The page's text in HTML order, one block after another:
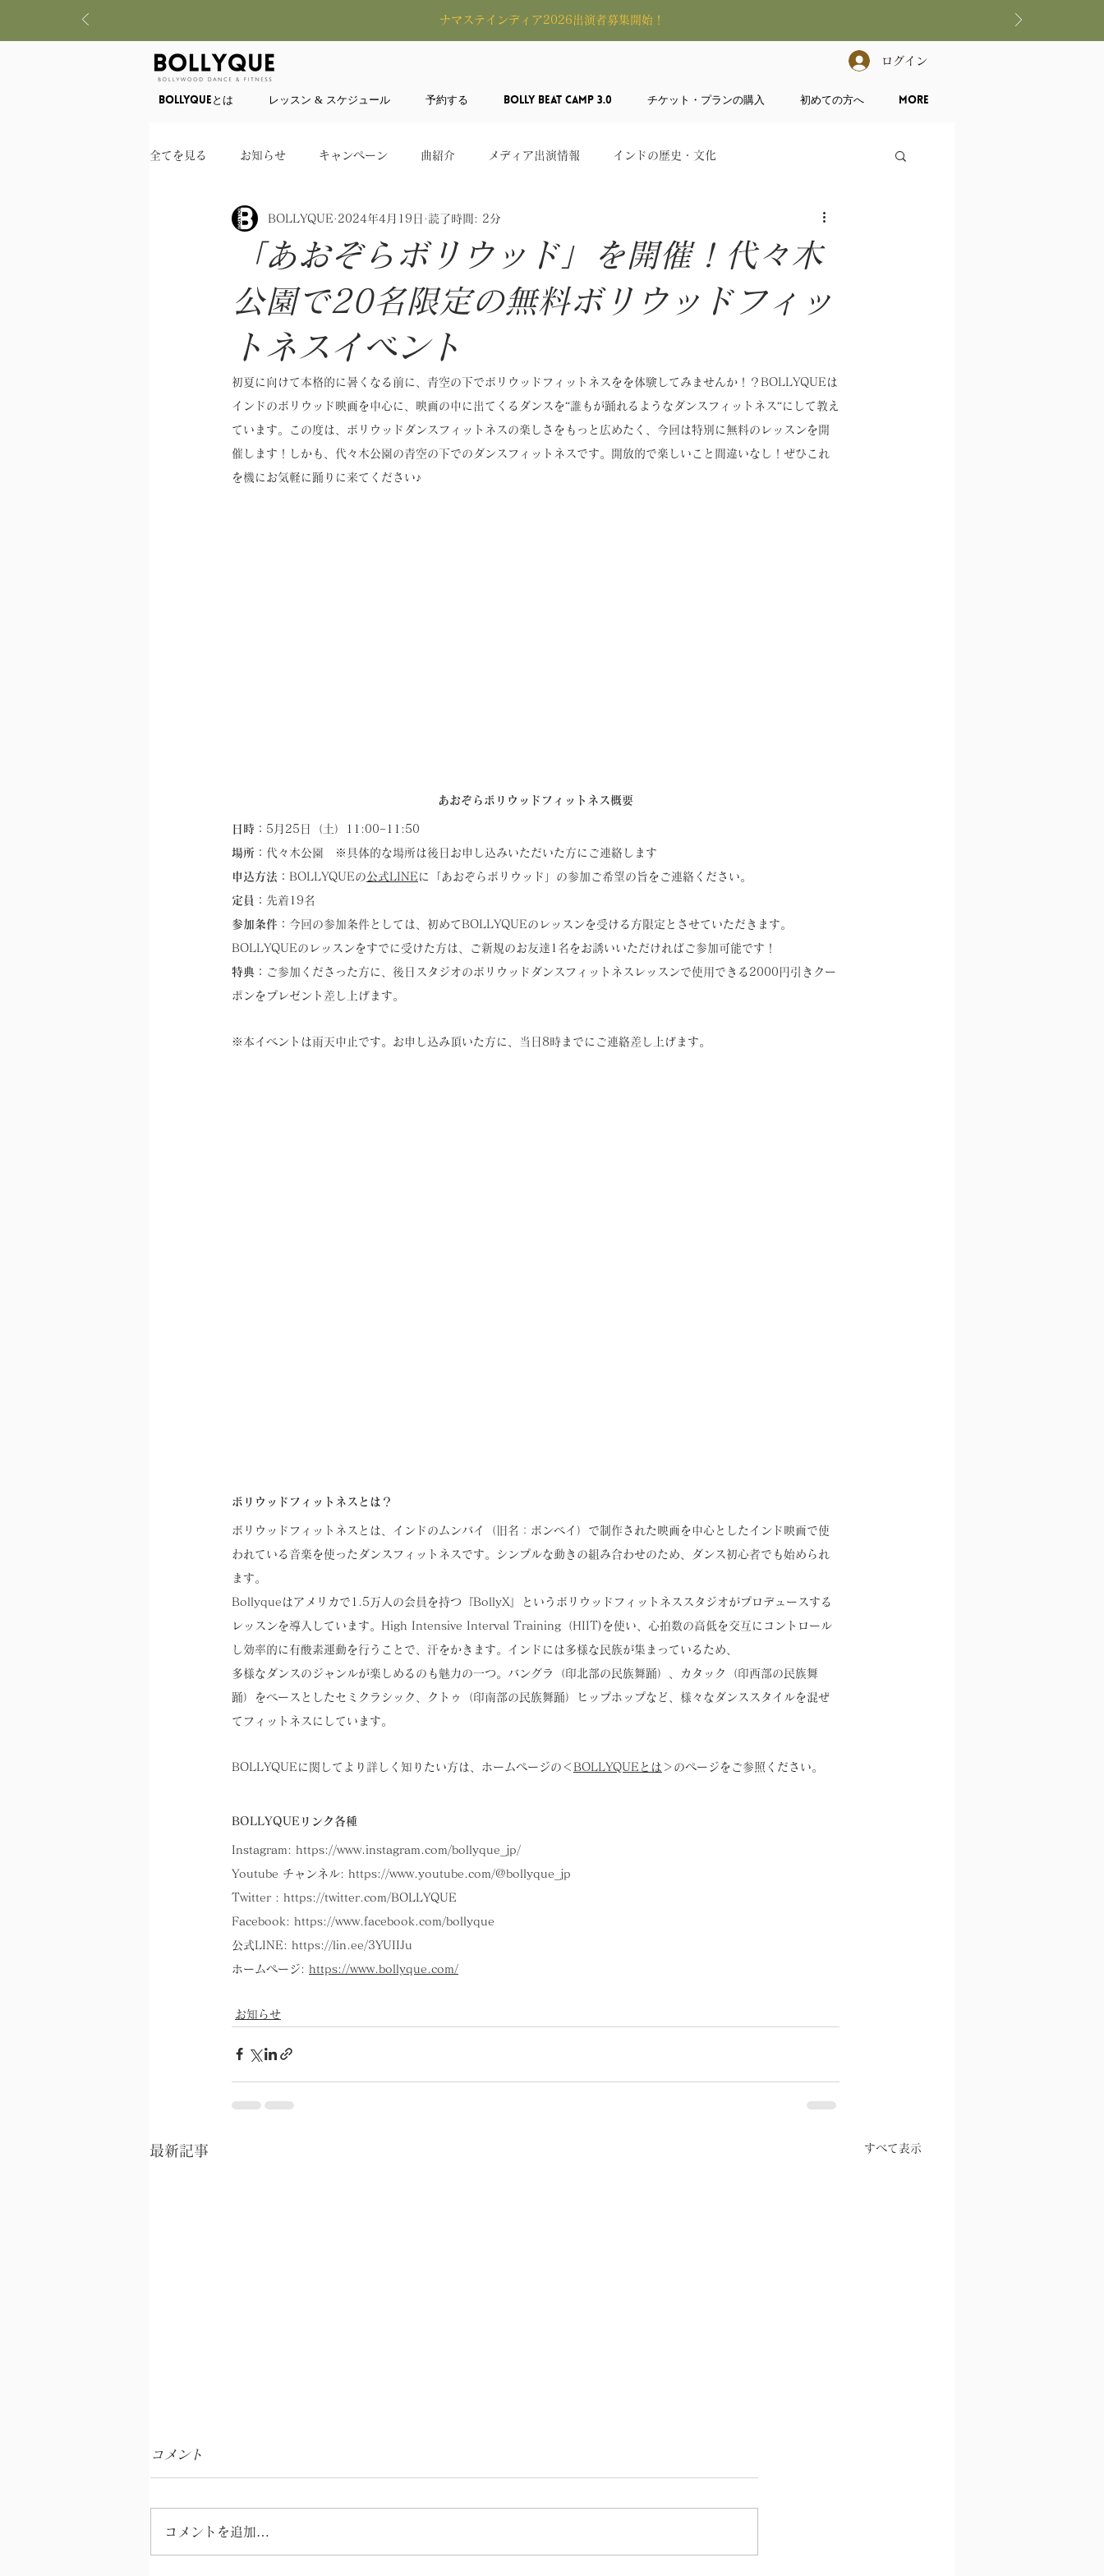
​ナマステインディア2026出演者募集開始！
ログイン
BOLLYQUEとは レッスン & スケジュール 予約する BOLLY BEAT CAMP 3.0 チケット・プランの購入 初めての方へ More
全てを見る お知らせ キャンペーン 曲紹介 メディア出演情報 インドの歴史・文化
「あおぞらボリウッド」を開催！代々木
公園で20名限定の無料ボリウッドフィッ
トネスイベント
BOLLYQUE 2024年4月19日 読了時間: 2分
初夏に向けて本格的に暑くなる前に、青空の下でボリウッドフィットネスをを体験してみませんか！？BOLLYQUEは
インドのボリウッド映画を中心に、映画の中に出てくるダンスを“誰もが踊れるようなダンスフィットネス“にして教え
ています。この度は、ボリウッドダンスフィットネスの楽しさをもっと広めたく、今回は特別に無料のレッスンを開
催します！しかも、代々木公園の青空の下でのダンスフィットネスです。開放的で楽しいこと間違いなし！ぜひこれ
を機にお気軽に踊りに来てください♪
あおぞらボリウッドフィットネス概要
日時： 5月25日（土）11:00−11:50
場所： 代々木公園　※具体的な場所は後日お申し込みいただいた方にご連絡します
申込方法： BOLLYQUEの公式LINE に「あおぞらボリウッド」の参加ご希望の旨をご連絡ください。
定員： 先着19名
参加条件： 今回の参加条件としては、初めてBOLLYQUEのレッスンを受ける方限定とさせていただきます。
BOLLYQUEのレッスンをすでに受けた方は、ご新規のお友達1名をお誘いいただければご参加可能です！
特典： ご参加くださった方に、後日スタジオのボリウッドダンスフィットネスレッスンで使用できる2000円引きクー
ポンをプレゼント差し上げます。
※本イベントは雨天中止です。お申し込み頂いた方に、当日8時までにご連絡差し上げます。
ボリウッドフィットネスとは？
ボリウッドフィットネスとは、インドのムンバイ（旧名：ボンベイ）で制作された映画を中心としたインド映画で使
われている音楽を使ったダンスフィットネスです。シンプルな動きの組み合わせのため、ダンス初心者でも始められ
ます。
Bollyqueはアメリカで1.5万人の会員を持つ『BollyX』というボリウッドフィットネススタジオがプロデュースする
レッスンを導入しています。High Intensive Interval Training（HIIT)を使い、心拍数の高低を交互にコントロール
し効率的に有酸素運動を行うことで、汗をかきます。インドには多様な民族が集まっているため、
多様なダンスのジャンルが楽しめるのも魅力の一つ。バングラ（印北部の民族舞踊）、カタック（印西部の民族舞
踊）をベースとしたセミクラシック、クトゥ（印南部の民族舞踊）ヒップホップなど、様々なダンススタイルを混ぜ
てフィットネスにしています。
BOLLYQUEに関してより詳しく知りたい方は、ホームページの＜ BOLLYQUEとは ＞のページをご参照ください。
BOLLYQUEリンク各種
Instagram: https://www.instagram.com/bollyque_jp/
Youtube チャンネル: https://www.youtube.com/@bollyque_jp
Twitter : https://twitter.com/BOLLYQUE
Facebook: https://www.facebook.com/bollyque
公式LINE: https://lin.ee/3YUIIJu
ホームページ: https://www.bollyque.com/
お知らせ
最新記事 すべて表示
コメント
コメントを追加…